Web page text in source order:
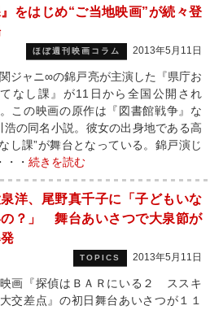
をはじめ“ご当地映画”が続々登
ほぼ週刊映画コラム 2013年5月11日
ジャニ∞の錦戸亮が主演した『県庁お
なし課』が11日から全国公開され
この映画の原作は『図書館戦争』な
の同名小説。彼女の出身地である高
し課”が舞台となっている。錦戸演じ
・・ 続きを読む
洋、尾野真千子に「子どもいな
の？」 舞台あいさつで大泉節が
TOPICS 2013年5月11日
画『探偵はＢＡＲにいる２ ススキ
大交差点』の初日舞台あいさつが１１